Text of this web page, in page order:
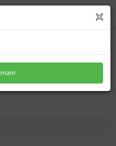
Diş Fırçası - Mavi